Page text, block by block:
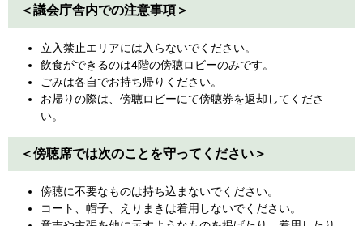
＜議会庁舎内での注意事項＞
立入禁止エリアには入らないでください。
飲食ができるのは4階の傍聴ロビーのみです。
ごみは各自でお持ち帰りください。
お帰りの際は、傍聴ロビーにて傍聴券を返却してくださ
い。
＜傍聴席では次のことを守ってください＞
傍聴に不要なものは持ち込まないでください。
コート、帽子、えりまきは着用しないでください。